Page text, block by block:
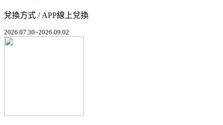
兌換方式 / APP線上兌換
2026.07.30~2026.09.02